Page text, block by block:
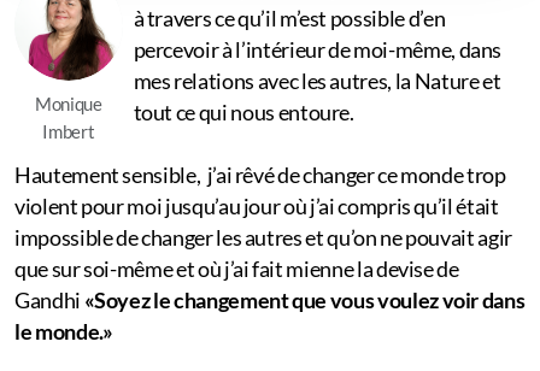
Monique
Imbert
à travers ce qu’il m’est possible d’en
percevoir à l’intérieur de moi-même, dans
mes relations avec les autres, la Nature et
tout ce qui nous entoure.
Hautement sensible, j’ai rêvé de changer ce monde trop
violent pour moi jusqu’au jour où j’ai compris qu’il était
impossible de changer les autres et qu’on ne pouvait agir
que sur soi-même et où j’ai fait mienne la devise de
Gandhi «Soyez le changement que vous voulez voir dans
le monde.»
Vidéos de Yoga